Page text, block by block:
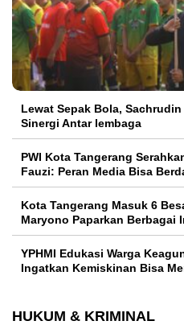
Lewat Sepak Bola,
Sinergi Antar lembaga
PWI Kota Tangerang
Fauzi: Peran Media Bisa
Kota Tangerang Masuk 6
Maryono Paparkan Berbagai
YPHMI Edukasi Warga
Ingatkan Kemiskinan Bisa
HUKUM & KRIMINAL